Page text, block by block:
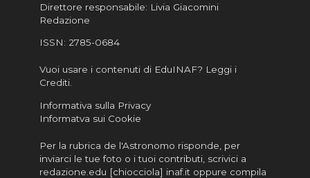
Direttore responsabile: Livia Giacomini
Redazione
ISSN: 2785-0684
Vuoi usare i contenuti di EduINAF? Leggi i
Crediti.
Informativa sulla Privacy
Informatva sui Cookie
Per la rubrica de l'Astronomo risponde, per
inviarci le tue foto o i tuoi contributi, scrivici a
redazione.edu [chiocciola] inaf.it oppure compila